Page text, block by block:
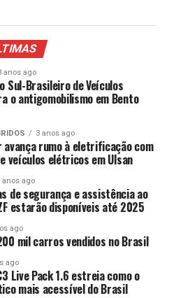
anos ago
Sul-Brasileiro de Veículos
o antigomobilismo em Bento
3 anos ago
avança rumo à eletrificação com
veículos elétricos em Ulsan
anos ago
de segurança e assistência ao
estarão disponíveis até 2025
ago
mil carros vendidos no Brasil
ago
Live Pack 1.6 estreia como o
mais acessível do Brasil